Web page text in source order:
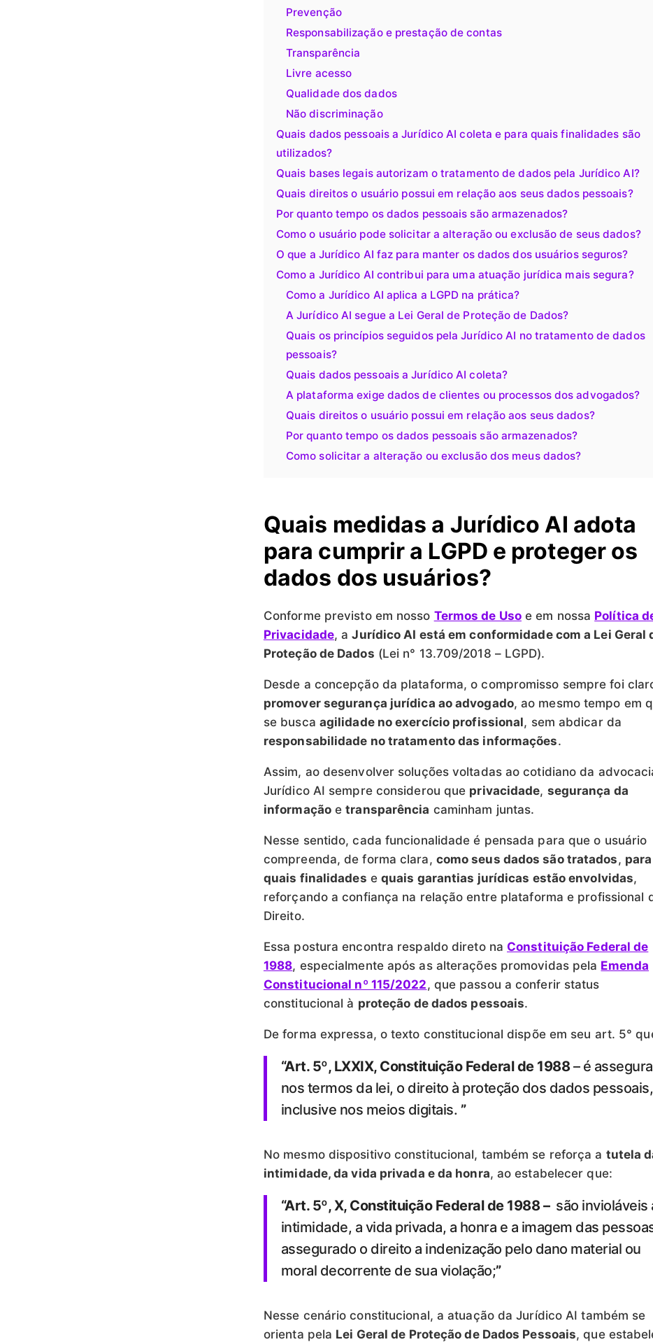
Prevenção
Responsabilização e prestação de contas
Transparência
Livre acesso
Qualidade dos dados
Não discriminação
Quais dados pessoais a Jurídico AI coleta e para quais finalidades são
utilizados?
Quais bases legais autorizam o tratamento de dados pela Jurídico AI?
Quais direitos o usuário possui em relação aos seus dados pessoais?
Por quanto tempo os dados pessoais são armazenados?
Como o usuário pode solicitar a alteração ou exclusão de seus dados?
O que a Jurídico AI faz para manter os dados dos usuários seguros?
Como a Jurídico AI contribui para uma atuação jurídica mais segura?
Como a Jurídico AI aplica a LGPD na prática?
A Jurídico AI segue a Lei Geral de Proteção de Dados?
Quais os princípios seguidos pela Jurídico AI no tratamento de dados
pessoais?
Quais dados pessoais a Jurídico AI coleta?
A plataforma exige dados de clientes ou processos dos advogados?
Quais direitos o usuário possui em relação aos seus dados?
Por quanto tempo os dados pessoais são armazenados?
Como solicitar a alteração ou exclusão dos meus dados?
Quais medidas a Jurídico AI adota
para cumprir a LGPD e proteger os
dados dos usuários?
Conforme previsto em nosso Termos de Usoe em nossa Política
Privacidade, aJurídico AI está em conformidade com a Lei Geral
Proteção de Dados (Lei n° 13.709/2018 – LGPD).
Desde a concepção da plataforma, o compromisso sempre foi
promover segurança jurídica ao advogado, ao mesmo tempo em
se busca agilidade no exercício profissional, sem abdicar da
responsabilidade no tratamento das informações.
Assim, ao desenvolver soluções voltadas ao cotidiano da
Jurídico AI sempre considerou que privacidade, segurança da
informaçãoetransparência caminham juntas.
Nesse sentido, cada funcionalidade é pensada para que o usuário
compreenda, de forma clara, como seus dados são tratados, para
quais finalidades e quais garantias jurídicas estão envolvidas,
reforçando a confiança na relação entre plataforma e profissional
Direito.
Essa postura encontra respaldo direto naConstituição Federal de
1988, especialmente após as alterações promovidas pela Emenda
Constitucional nº 115/2022, que passou a conferir status
constitucional à proteção de dados pessoais.
De forma expressa, o texto constitucional dispõe em seu art. 5°
“Art. 5º, LXXIX, Constituição Federal de 1988– é
nos termos da lei, o direito à proteção dos dados pessoais,
inclusive nos meios digitais. ”
No mesmo dispositivo constitucional, também se reforça a tutela
intimidade, da vida privada e da honra, ao estabelecer que:
“Art. 5º, X, Constituição Federal de 1988 – são invioláveis
intimidade, a vida privada, a honra e a imagem das
assegurado o direito a indenização pelo dano material ou
moral decorrente de sua violação;”
Nesse cenário constitucional, a atuação da Jurídico AI também se
orienta pela Lei Geral de Proteção de Dados Pessoais, que